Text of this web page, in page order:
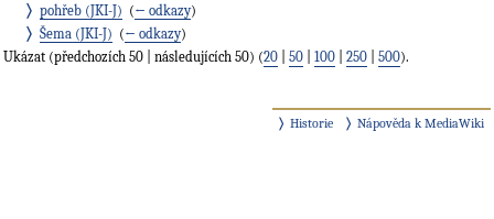
pohřeb (JKI-J) (← odkazy)
Šema (JKI-J) (← odkazy)
Ukázat (předchozích 50 | následujících 50) (20 50 100 250 500).
Historie Nápověda k MediaWiki